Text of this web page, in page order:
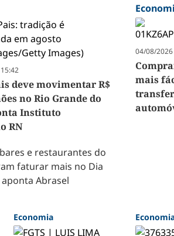
deve movimentar R$
no Rio Grande do
Instituto
RN
e restaurantes do
faturar mais no Dia
aponta Abrasel
04/08/
mais
Economia